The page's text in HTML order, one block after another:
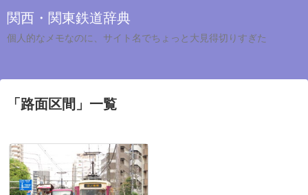
関西・関東鉄道辞典
個人的なメモなのに、サイト名でちょっと大見得切りすぎた
「 路面区間 」 一覧